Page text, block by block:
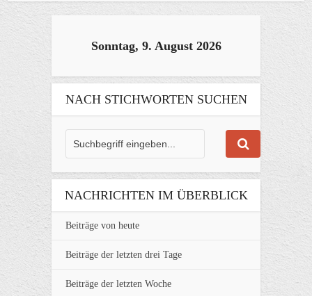
Sonntag, 9. August 2026
NACH STICHWORTEN SUCHEN
NACHRICHTEN IM ÜBERBLICK
Beiträge von heute
Beiträge der letzten drei Tage
Beiträge der letzten Woche